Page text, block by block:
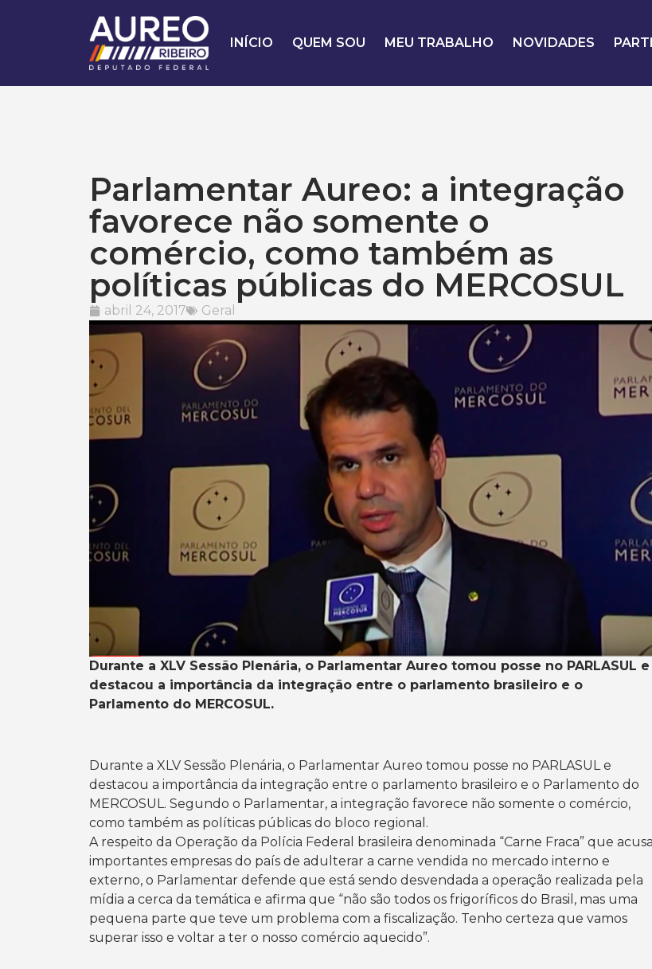
INÍCIO QUEM SOU MEU TRABALHO NOVIDADES
Parlamentar Aureo: a integração
favorece não somente o
comércio, como também as
políticas públicas do MERCOSUL
abril 24, 2017 Geral
Durante a XLV Sessão Plenária, o Parlamentar Aureo tomou posse no PARLASUL e
destacou a importância da integração entre o parlamento brasileiro e o
Parlamento do MERCOSUL.
Durante a XLV Sessão Plenária, o Parlamentar Aureo tomou posse no PARLASUL e
destacou a importância da integração entre o parlamento brasileiro e o Parlamento do
MERCOSUL. Segundo o Parlamentar, a integração favorece não somente o comércio,
como também as políticas públicas do bloco regional.
A respeito da Operação da Polícia Federal brasileira denominada “Carne Fraca” que acusa
importantes empresas do país de adulterar a carne vendida no mercado interno e
externo, o Parlamentar defende que está sendo desvendada a operação realizada pela
mídia a cerca da temática e afirma que “não são todos os frigoríficos do Brasil, mas uma
pequena parte que teve um problema com a fiscalização. Tenho certeza que vamos
superar isso e voltar a ter o nosso comércio aquecido”.